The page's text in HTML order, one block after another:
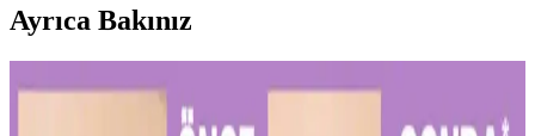
Ayrıca Bakınız
Diş Hassasiyetini Azaltan Doğru Diş Macunu Seçimi
ve Kullanım İpuçları